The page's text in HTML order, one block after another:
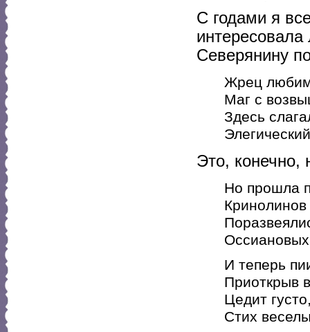
С годами я
Северянину
Жрец
Маг с
Здесь
Это, конечно,
Но прошла
И теперь
Приоткрыв
Цедит
Стих